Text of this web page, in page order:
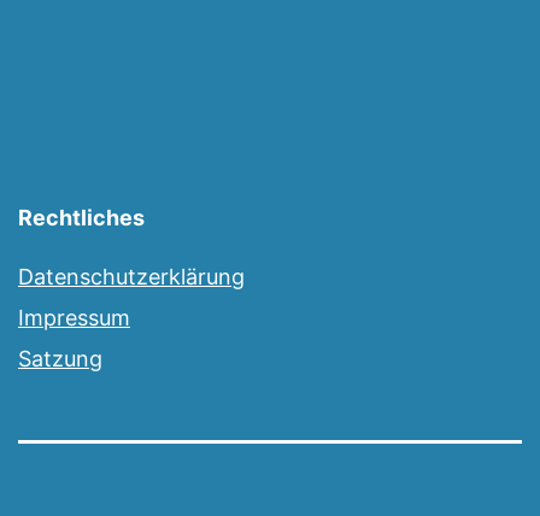
Rechtliches
Datenschutzerklärung
Impressum
Satzung